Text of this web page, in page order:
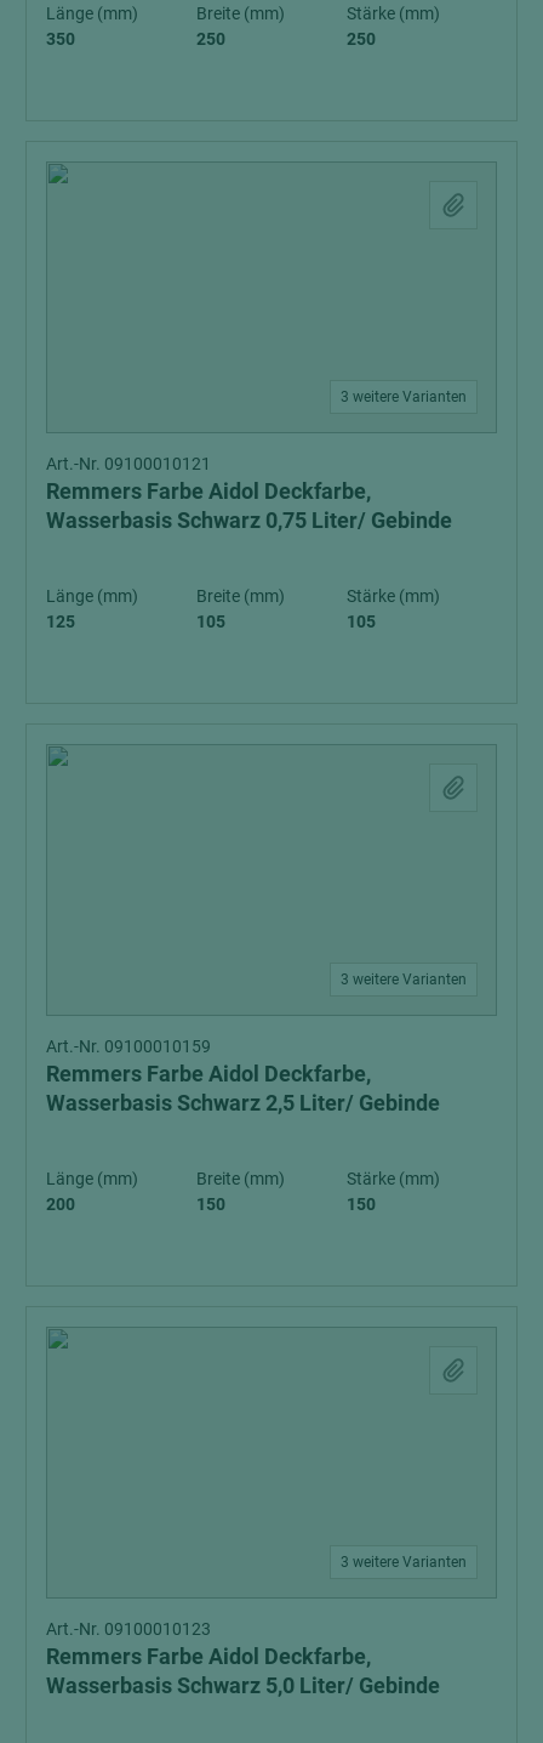
Länge (mm)
350
Breite (mm)
250
Stärke (mm)
250
3 weitere Varianten
Art.-Nr. 09100010121
Remmers Farbe Aidol Deckfarbe,
Wasserbasis Schwarz 0,75 Liter/ Gebinde
Länge (mm)
125
Breite (mm)
105
Stärke (mm)
105
3 weitere Varianten
Art.-Nr. 09100010159
Remmers Farbe Aidol Deckfarbe,
Wasserbasis Schwarz 2,5 Liter/ Gebinde
Länge (mm)
200
Breite (mm)
150
Stärke (mm)
150
3 weitere Varianten
Art.-Nr. 09100010123
Remmers Farbe Aidol Deckfarbe,
Wasserbasis Schwarz 5,0 Liter/ Gebinde